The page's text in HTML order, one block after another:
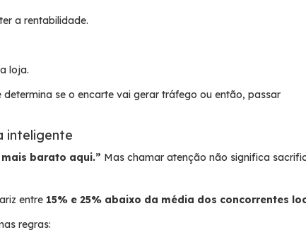
a rentabilidade.
loja.
se o encarte vai gerar tráfego ou então, passar
inteligente
mais barato aqui.” Mas chamar atenção não significa
entre 15% e 25% abaixo da média dos concorrentes
regras: